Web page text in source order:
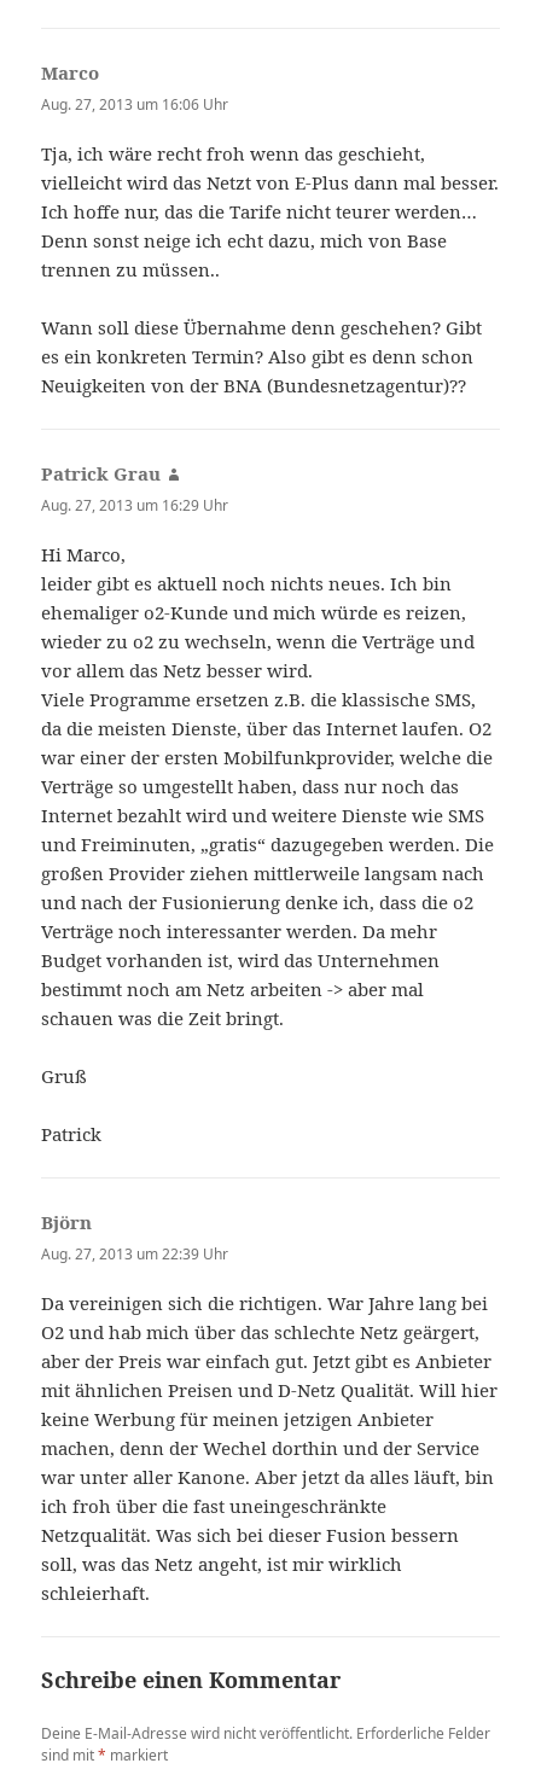
Marco
Aug. 27, 2013 um 16:06 Uhr
Tja, ich wäre recht froh wenn das geschieht,
vielleicht wird das Netzt von E-Plus dann mal besser.
Ich hoffe nur, das die Tarife nicht teurer werden…
Denn sonst neige ich echt dazu, mich von Base
trennen zu müssen..
Wann soll diese Übernahme denn geschehen? Gibt
es ein konkreten Termin? Also gibt es denn schon
Neuigkeiten von der BNA (Bundesnetzagentur)??
Patrick Grau
Aug. 27, 2013 um 16:29 Uhr
Hi Marco,
leider gibt es aktuell noch nichts neues. Ich bin
ehemaliger o2-Kunde und mich würde es reizen,
wieder zu o2 zu wechseln, wenn die Verträge und
vor allem das Netz besser wird.
Viele Programme ersetzen z.B. die klassische SMS,
da die meisten Dienste, über das Internet laufen. O2
war einer der ersten Mobilfunkprovider, welche die
Verträge so umgestellt haben, dass nur noch das
Internet bezahlt wird und weitere Dienste wie SMS
und Freiminuten, „gratis“ dazugegeben werden. Die
großen Provider ziehen mittlerweile langsam nach
und nach der Fusionierung denke ich, dass die o2
Verträge noch interessanter werden. Da mehr
Budget vorhanden ist, wird das Unternehmen
bestimmt noch am Netz arbeiten -> aber mal
schauen was die Zeit bringt.
Gruß
Patrick
Björn
Aug. 27, 2013 um 22:39 Uhr
Da vereinigen sich die richtigen. War Jahre lang bei
O2 und hab mich über das schlechte Netz geärgert,
aber der Preis war einfach gut. Jetzt gibt es Anbieter
mit ähnlichen Preisen und D-Netz Qualität. Will hier
keine Werbung für meinen jetzigen Anbieter
machen, denn der Wechel dorthin und der Service
war unter aller Kanone. Aber jetzt da alles läuft, bin
ich froh über die fast uneingeschränkte
Netzqualität. Was sich bei dieser Fusion bessern
soll, was das Netz angeht, ist mir wirklich
schleierhaft.
Schreibe einen Kommentar
Deine E-Mail-Adresse wird nicht veröffentlicht. Erforderliche Felder
sind mit* markiert